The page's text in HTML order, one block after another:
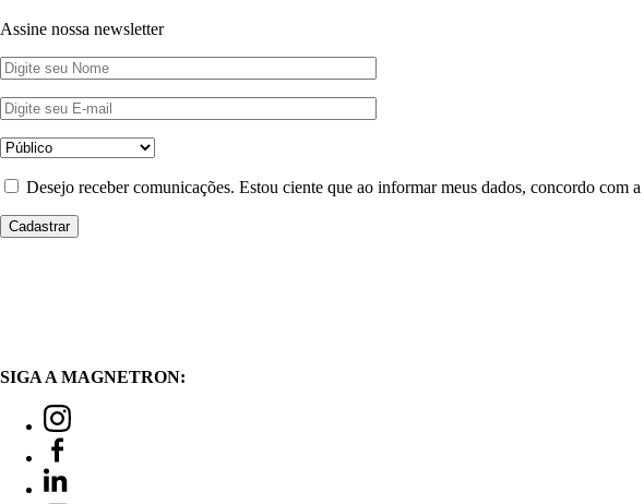
Assine nossa newsletter
Desejo receber comunicações. Estou ciente que ao informar meus dados, concordo com a
SIGA A MAGNETRON: